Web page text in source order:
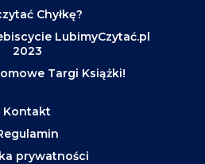
Chyłkę?
LubimyCzytać.pl
2023
Targi Książki!
Kontakt
prywatności